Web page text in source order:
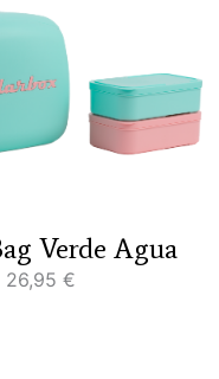
Verde Agua
26,95€